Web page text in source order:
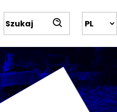
Wyszukiwarka